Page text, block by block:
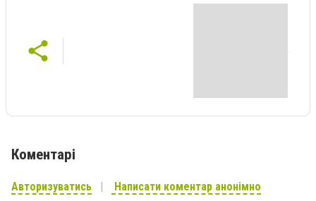
Коментарі
Авторизуватись Написати коментар анонімно